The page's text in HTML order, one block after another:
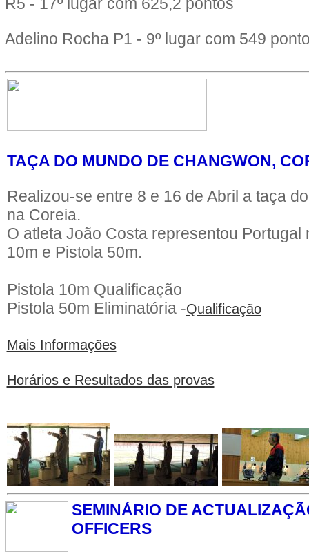
Adelino Rocha P1 - 9º lugar com 549
TAÇA DO MUNDO DE CHANGWON,
Realizou-se entre 8 e 16 de Abril a taça
na Coreia.
O atleta João Costa representou Portugal
10m e Pistola 50m.
Pistola 10m Qualificação
Pistola 50m Eliminatória -Qualificação
Mais Informações
Horários e Resultados das provas
SEMINÁRIO DE
OFFICERS